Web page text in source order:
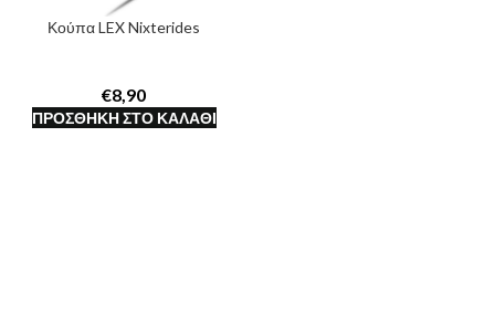
Κούπα LEX Nixterides
€
ΠΡΟΣΘΉΚΗ ΣΤΟ ΚΑΛΆΘΙ